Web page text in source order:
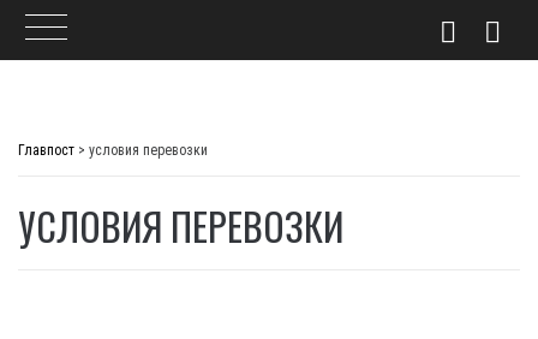
Главпост > условия перевозки
УСЛОВИЯ ПЕРЕВОЗКИ